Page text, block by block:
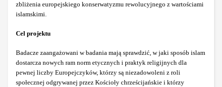
zbliżenia europejskiego konserwatyzmu rewolucyjnego z wartościami
islamskimi.
Cel projektu
Badacze zaangażowani w badania mają sprawdzić, w jaki sposób islam
dostarcza nowych ram norm etycznych i praktyk religijnych dla
pewnej liczby Europejczyków, którzy są niezadowoleni z roli
społecznej odgrywanej przez Kościoły chrześcijańskie i którzy